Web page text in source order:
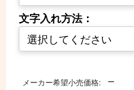
文字入れ方法：
メーカー希望小売価格: －